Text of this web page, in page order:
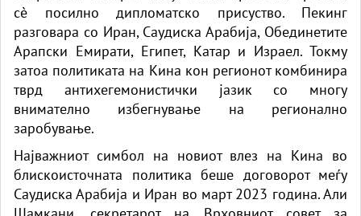
сè посилно дипломатско присуство. Пекинг
разговара со Иран, Саудиска Арабија, Обединетите
Арапски Емирати, Египет, Катар и Израел. Токму
затоа политиката на Кина кон регионот комбинира
тврд антихегемонистички јазик со многу
внимателно избегнување на регионално
заробување.
Најважниот симбол на новиот влез на Кина во
блискоисточната политика беше договорот меѓу
Саудиска Арабија и Иран во март 2023 година. Али